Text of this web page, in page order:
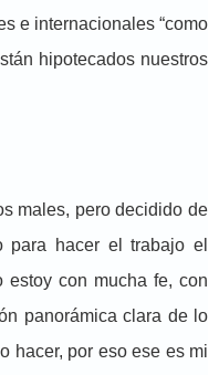
e internacionales “como
hipotecados nuestros
males, pero decidido de
para hacer el trabajo el
estoy con mucha fe, con
panorámica clara de lo
hacer, por eso ese es mi